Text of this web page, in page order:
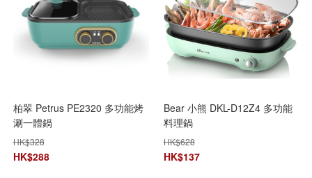
柏翠 Petrus PE2320 多功能烤
涮一體鍋
HK$328
HK$288
Bear 小熊 DKL-D12Z4 多功能
料理鍋
HK$628
HK$137